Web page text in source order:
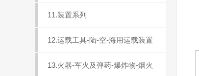
11.装置系列
12.运载工具-陆-空-海用运载装置
13.火器-军火及弹药-爆炸物-烟火